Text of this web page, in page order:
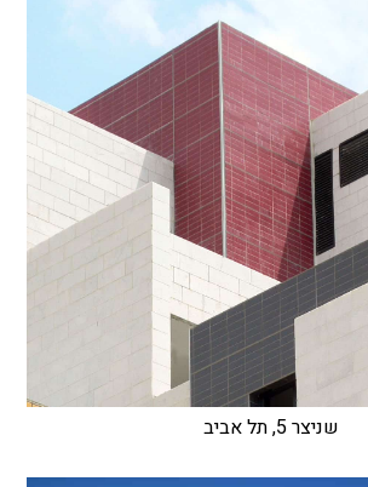
שניצר 5, תל אביב